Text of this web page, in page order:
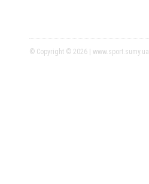
© Copyright © 2026 | www.sport.sumy.ua